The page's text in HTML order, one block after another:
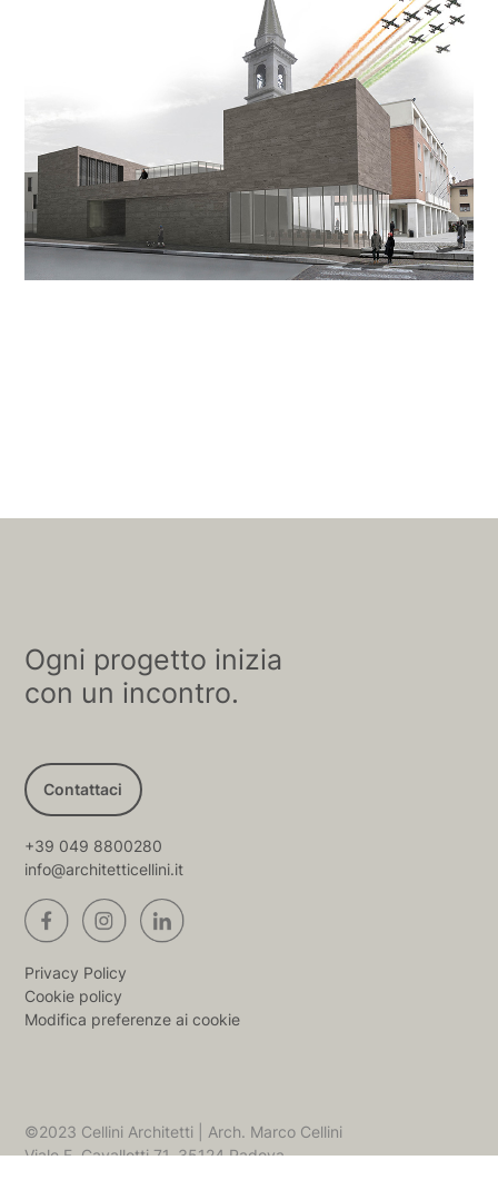
Ogni progetto inizia
con un incontro.
Contattaci
+39 049 8800280
info@architetticellini.it
Privacy Policy
Cookie policy
Modifica preferenze ai cookie
©2023 Cellini Architetti | Arch. Marco Cellini
Viale F. Cavallotti 71, 35124 Padova